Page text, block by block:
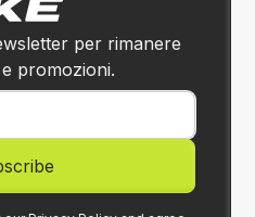
per rimanere
promozioni.